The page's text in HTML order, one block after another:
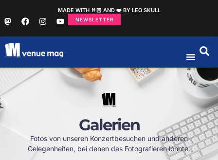
MADE WITH 🤘🏻 AND ❤️ BY LEO SKULL
NEWSLETTER
Galerien
Fotos von unseren Konzertbesuchen und anderen
Gelegenheiten, bei denen das Fotografieren lohnte.